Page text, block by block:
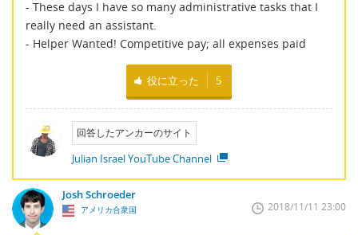
- These days I have so many administrative tasks that I
really need an assistant.
- Helper Wanted! Competitive pay; all expenses paid
役に立った 5
回答したアンカーのサイト
Julian Israel YouTube Channel
Josh Schroeder
アメリカ合衆国 2018/11/11 23:00